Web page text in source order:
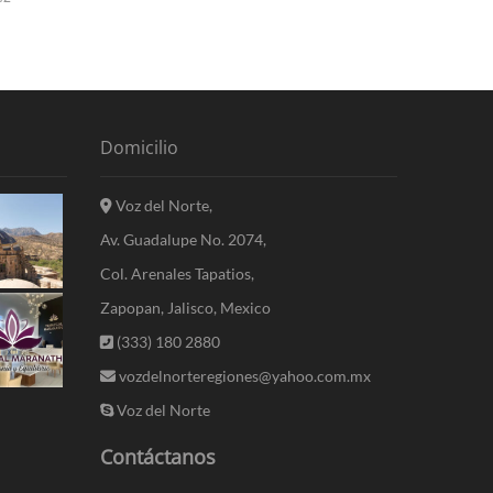
Domicilio
Voz del Norte,
Av. Guadalupe No. 2074,
Col. Arenales Tapatios,
Zapopan, Jalisco, Mexico
(333) 180 2880
vozdelnorteregiones@yahoo.com.mx
Voz del Norte
Contáctanos